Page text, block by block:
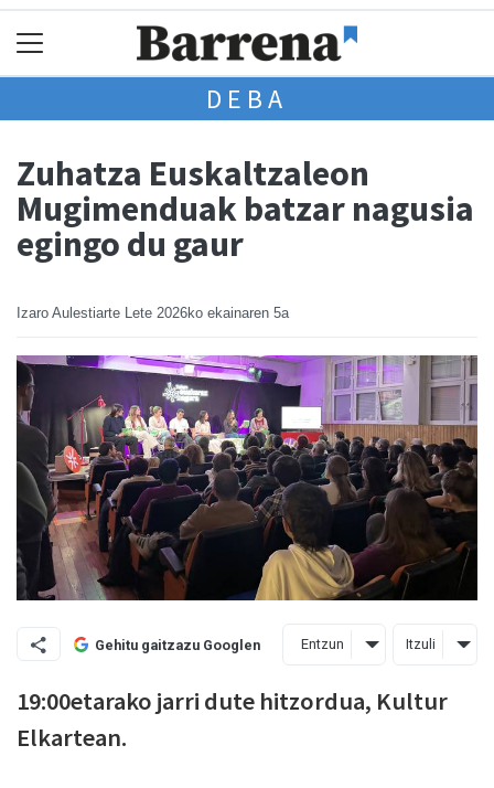
DEBA
Zuhatza Euskaltzaleon
Mugimenduak batzar nagusia
egingo du gaur
Izaro Aulestiarte Lete 2026ko ekainaren 5a
Gehitu gaitzazu Googlen Entzun Itzuli
19:00etarako jarri dute hitzordua, Kultur
Elkartean.